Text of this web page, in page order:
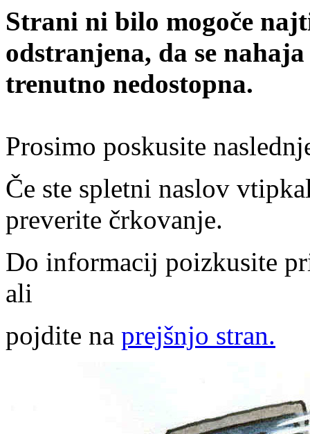
Strani ni bilo mogoče
odstranjena, da se
trenutno nedostopna.
Prosimo poskusite
Če ste spletni naslov
preverite črkovanje.
Do informacij poizkusite
ali
pojdite na prejšnjo stran.